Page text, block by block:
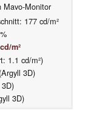
Mavo-Monitor
177 cd/m²
m²
1.1 cd/m²)
3D)
3D)